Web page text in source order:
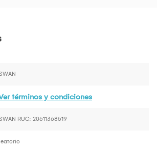
términos y condiciones
RUC: 20611368519